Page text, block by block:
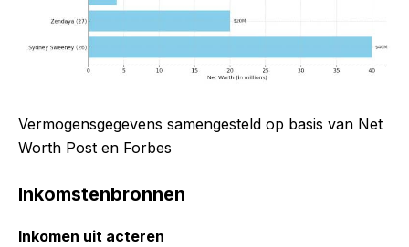
Vermogensgegevens samengesteld op basis van Net
Worth Post en Forbes
Inkomstenbronnen
Inkomen uit acteren